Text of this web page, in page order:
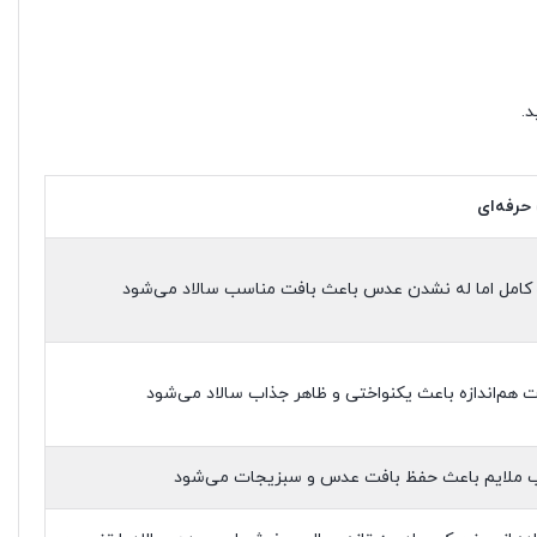
حرفه‌ای
اما له نشدن عدس باعث بافت مناسب سالاد می‌شود
هم‌اندازه باعث یکنواختی و ظاهر جذاب سالاد می‌شود
ملایم باعث حفظ بافت عدس و سبزیجات می‌شود